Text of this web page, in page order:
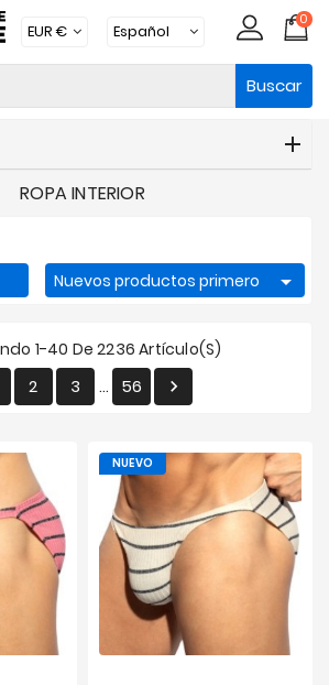
0
Buscar
ROPA INTERIOR
Nuevos productos primero 
1-40 De 2236 Artículo(s)
2 3 … 56 
NUEVO